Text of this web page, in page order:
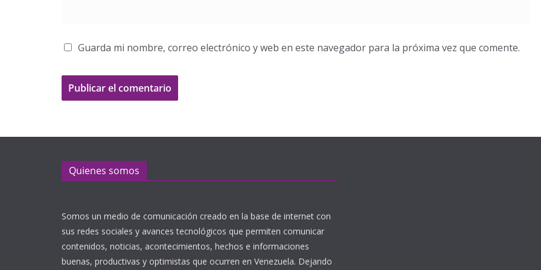
Guarda mi nombre, correo electrónico y web en este navegador para la próxima vez que comente.
Quienes somos
Somos un medio de comunicación creado en la base de internet con
sus redes sociales y avances tecnológicos que permiten comunicar
contenidos, noticias, acontecimientos, hechos e informaciones
buenas, productivas y optimistas que ocurren en Venezuela. Dejando